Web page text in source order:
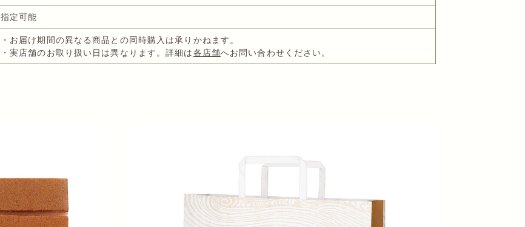
指定可能
・お届け期間の異なる商品との同時購入は承りかねます。
・実店舗のお取り扱い日は異なります。詳細は各店舗へお問い合わせください。